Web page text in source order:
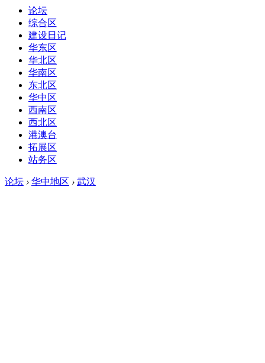
论坛
综合区
建设日记
华东区
华北区
华南区
东北区
华中区
西南区
西北区
港澳台
拓展区
站务区
论坛 › 华中地区 › 武汉